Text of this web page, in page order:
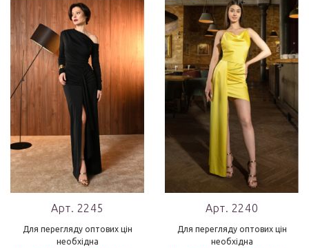
Арт. 2245
Для перегляду оптових цін
необхідна
Арт. 2240
Для перегляду оптових цін
необхідна